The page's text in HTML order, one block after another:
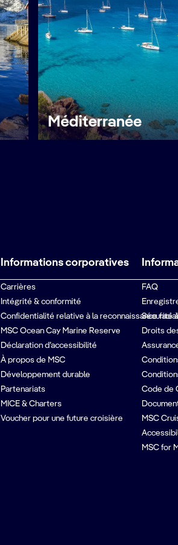
Méditerranée
Informations corporatives
Carrières
Intégrité & conformité
Confidentialité relative à la reconnaissance
MSC Ocean Cay Marine Reserve
Déclaration d’accessibilité
À propos de MSC
Développement durable
Partenariats
MICE & Charters
Voucher pour une future croisière
FAQ
Sécurité
Droits
Code de
MSC
MSC for